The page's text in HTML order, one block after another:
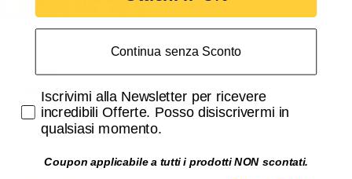
recensioni
Le nostre recensioni a 4 e 5 stelle.
Clicca qui per leggerle tutte >
Precedente
Successivo
Continua senza Sconto
Accetta di ricevere email promozionali
Iscrivimi alla Newsletter per ricevere
incredibili Offerte. Posso disiscrivermi in
qualsiasi momento.
Coupon applicabile a tutti i prodotti NON scontati.